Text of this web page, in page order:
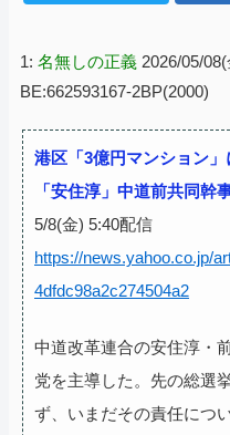
1: 名無しの正義 2026/05/
BE:662593167-2BP(2000)
港区「3億円マンション
「安住淳」中道前共同幹
5/8(金) 5:40配信
https://news.yahoo.co.jp/
4dfdc98a2c274504a2
中道改革連合の安住淳・
党を主導した。先の総選
ず、いまだその責任につ